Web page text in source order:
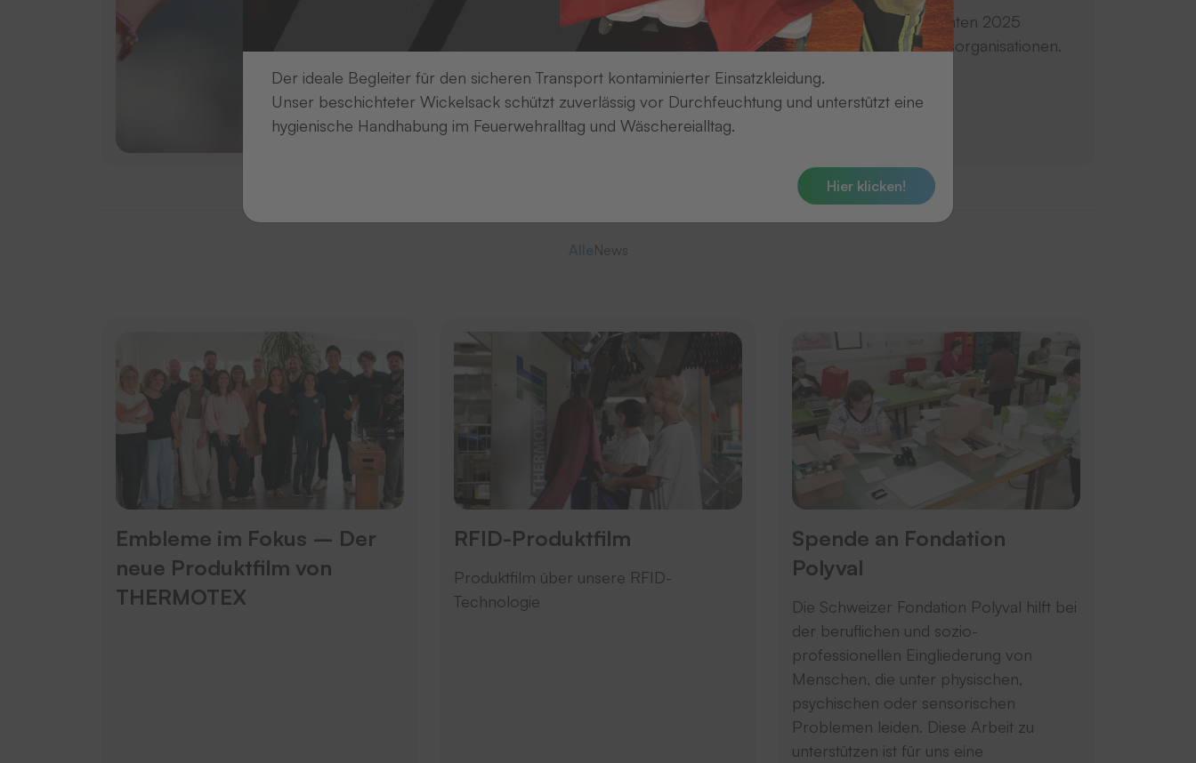
THERMOTEX spendet zu Weihnachten 2025
insgesamt 10.000 Euro an drei Hilfsorganisationen.
04.12.2025
AlleNews
Embleme im Fokus – Der
neue Produktfilm von
THERMOTEX
RFID-Produktfilm
Produktfilm über unsere RFID-
Technologie
Spende an Fondation
Polyval
Die Schweizer Fondation Polyval hilft bei
der beruflichen und sozio-
professionellen Eingliederung von
Menschen, die unter physischen,
psychischen oder sensorischen
Problemen leiden. Diese Arbeit zu
unterstützen ist für uns eine
Der ideale Begleiter für den sicheren Transport kontaminierter Einsatzkleidung.
Unser beschichteter Wickelsack schützt zuverlässig vor Durchfeuchtung und unterstützt eine
hygienische Handhabung im Feuerwehralltag und Wäschereialltag.
Hier klicken!